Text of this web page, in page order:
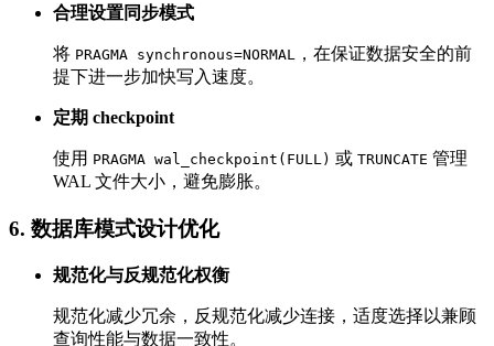
合理设置同步模式
将 PRAGMA synchronous=NORMAL ，在保证数据安全的前
提下进一步加快写入速度。
定期 checkpoint
使用 PRAGMA wal_checkpoint(FULL) 或 TRUNCATE 管理
WAL 文件大小，避免膨胀。
6. 数据库模式设计优化
规范化与反规范化权衡
规范化减少冗余，反规范化减少连接，适度选择以兼顾
查询性能与数据一致性。